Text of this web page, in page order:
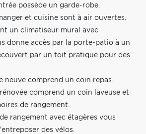
possède un garde-robe.
et cuisine sont à air ouvertes.
un climatiseur mural avec
donne accès par la porte-patio à un
par un toit pratique pour des
neuve comprend un coin repas.
comprend un coin laveuse et
de rangement.
rangement avec étagères vous
des vélos.